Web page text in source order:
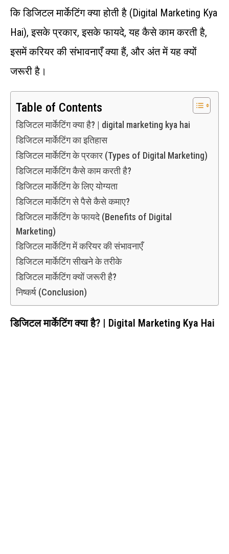
कि डिजिटल मार्केटिंग क्या होती है (digital Marketing Kya
Hai), इसके प्रकार, इसके फायदे, यह कैसे काम करती है,
इसमें करियर की संभावनाएँ क्या हैं, और अंत में यह क्यों
जरूरी है।
Table of Contents
डिजिटल मार्केटिंग क्या है? | digital marketing kya hai
डिजिटल मार्केटिंग का इतिहास
डिजिटल मार्केटिंग के प्रकार (Types of Digital Marketing)
डिजिटल मार्केटिंग कैसे काम करती है?
डिजिटल मार्केटिंग के लिए योग्यता
डिजिटल मार्केटिंग से पैसे कैसे कमाए?
डिजिटल मार्केटिंग के फायदे (Benefits of Digital
Marketing)
डिजिटल मार्केटिंग में करियर की संभावनाएँ
डिजिटल मार्केटिंग सीखने के तरीके
डिजिटल मार्केटिंग क्यों जरूरी है?
निष्कर्ष (Conclusion)
डिजिटल मार्केटिंग क्या है? | Digital Marketing Kya Hai